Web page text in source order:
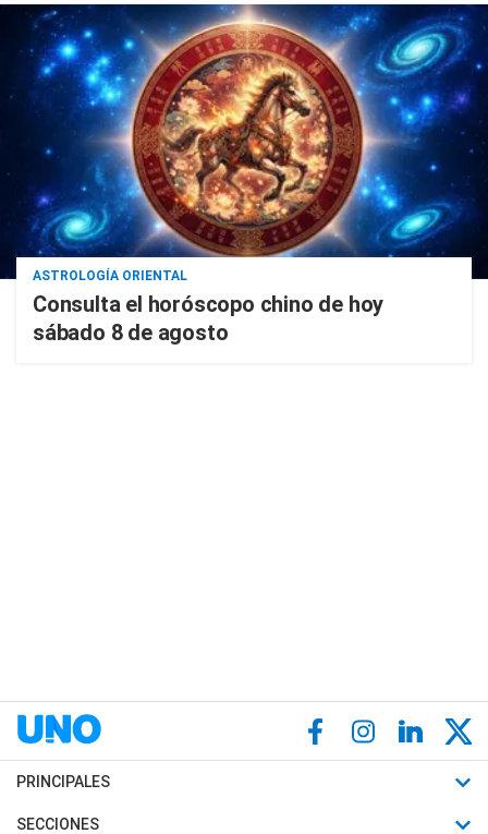
ASTROLOGÍA ORIENTAL
Consulta el horóscopo chino de hoy
sábado 8 de agosto
PRINCIPALES
Últimas Noticias
SECCIONES